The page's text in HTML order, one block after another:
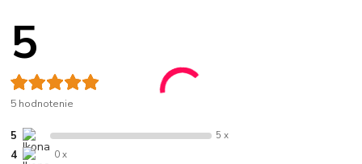
5
5 hodnotenie
5 5 x
4 0 x